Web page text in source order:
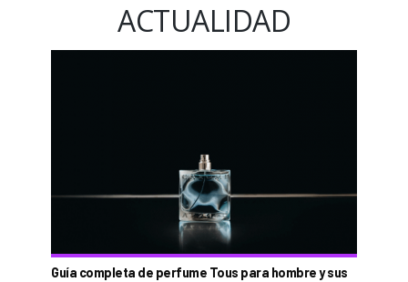
ACTUALIDAD
Guía completa de perfume Tous para hombre y sus